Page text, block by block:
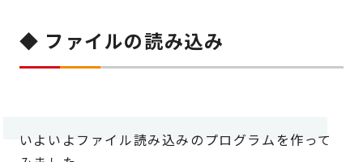
◆ ファイルの読み込み
いよいよファイル読み込みのプログラムを作って